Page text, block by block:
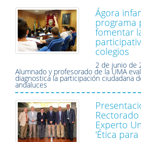
Ágora
programa
fomentar
colegios
2 de junio de
Alumnado y profesorado de la UMA
diagnostica la participación ciudadana
andaluces
Experto
'Ética